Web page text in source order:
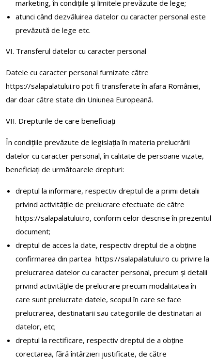
marketing, în condițiile și limitele prevăzute de lege;
atunci când dezvăluirea datelor cu caracter personal este
prevăzută de lege etc.
VI. Transferul datelor cu caracter personal
Datele cu caracter personal furnizate către
https://salapalatului.ro pot fi transferate în afara României,
dar doar către state din Uniunea Europeană.
VII. Drepturile de care beneficiați
În condițiile prevăzute de legislația în materia prelucrării
datelor cu caracter personal, în calitate de persoane vizate,
beneficiați de următoarele drepturi:
dreptul la informare, respectiv dreptul de a primi detalii
privind activitățile de prelucrare efectuate de către
https://salapalatului.ro, conform celor descrise în prezentul
document;
dreptul de acces la date, respectiv dreptul de a obține
confirmarea din partea https://salapalatului.ro cu privire la
prelucrarea datelor cu caracter personal, precum și detalii
privind activitățile de prelucrare precum modalitatea în
care sunt prelucrate datele, scopul în care se face
prelucrarea, destinatarii sau categoriile de destinatari ai
datelor, etc;
dreptul la rectificare, respectiv dreptul de a obține
corectarea, fără întârzieri justificate, de către